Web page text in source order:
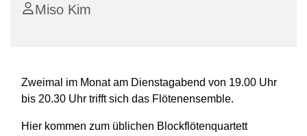
Miso Kim
Zweimal im Monat am Dienstagabend von 19.00 Uhr
bis 20.30 Uhr trifft sich das Flötenensemble.
Hier kommen zum üblichen Blockflötenquartett